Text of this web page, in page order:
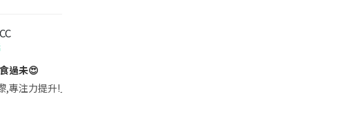
，明明攜帶的行動電源機身已標示「10000mAh」，卻仍被要求當場
解渴！除了解暑，冬瓜仲有好多鮮為人知嘅好處：減肥、消水腫、降血
過未😍
,專注力提升!｣ 長時間對住電腦､剪片寫稿,成日覺得眼睛乾澀､腦袋好似｢斷